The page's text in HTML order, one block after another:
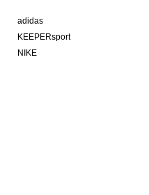
adidas
KEEPERsport
NIKE